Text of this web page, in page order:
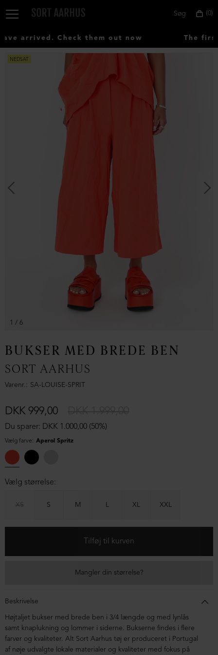
0
Søg
arrived. Check them out now The first
NEDSAT
1 / 6
BUKSER MED BREDE BEN
SORT AARHUS
Varenr. SA-LOUISE-SPRIT
Du sparer: DKK 1.000,00 (50%)
DKK 999,00
Vælg farve: Aperol Spritz
Vælg størrelse:
XS S M L XL XXL
Mangler din størrelse?
Beskrivelse
Højtaljet bukser med brede ben i 3/4 længde og med lynlås
samt knaplukning og lommer i siderne. Bukserne findes i flere
farver og kvaliteter. Alt Sort Aarhus tøj er produceret i Portugal
af nøje udvalgte lokale materialer og kvaliteter med fokus på